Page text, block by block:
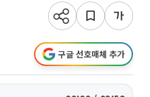
구글 선호매체 추가